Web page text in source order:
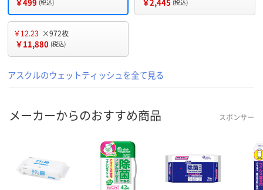
(税込) (税込)
￥12.23 ×972枚
￥11,880 (税込)
アスクルのウェットティッシュを全て見る
メーカーからのおすすめ商品 スポンサー